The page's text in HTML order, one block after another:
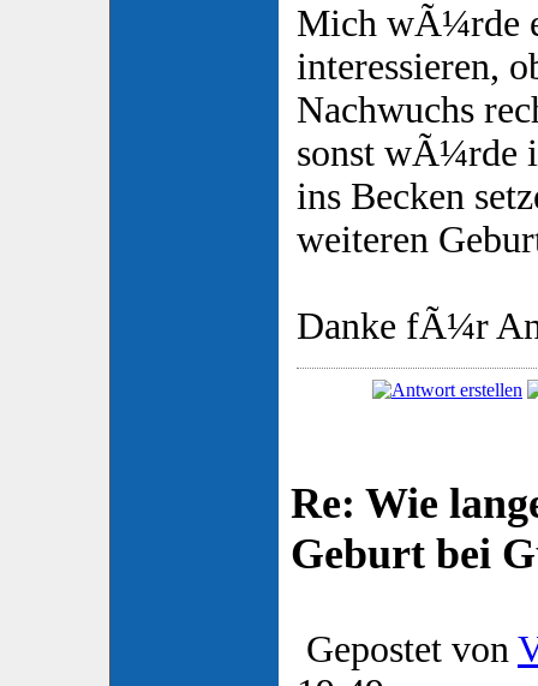
Mich wÃ¼rde
interessieren,
Nachwuchs
sonst wÃ¼rde
ins Becken
weiteren
Danke fÃ¼r
Re: Wie
Geburt bei
Gepostet von